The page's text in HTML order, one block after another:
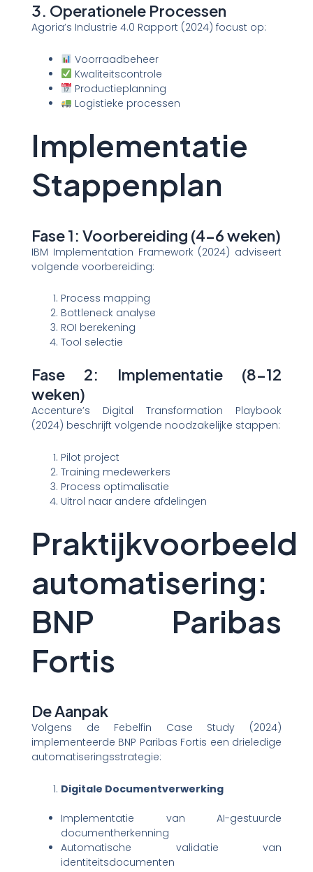
3. Operationele Processen
Agoria’s Industrie 4.0 Rapport (2024) focust op:
Voorraadbeheer
Kwaliteitscontrole
Productieplanning
Logistieke processen
Implementatie
Stappenplan
Fase 1: Voorbereiding (4-6 weken)
IBM Implementation Framework (2024) adviseert
volgende voorbereiding:
Process mapping
Bottleneck analyse
ROI berekening
Tool selectie
Fase 2: Implementatie (8-12
weken)
Accenture’s Digital Transformation Playbook
(2024) beschrijft volgende noodzakelijke stappen:
Pilot project
Training medewerkers
Process optimalisatie
Uitrol naar andere afdelingen
Praktijkvoorbeeld
automatisering:
BNP Paribas
Fortis
De Aanpak
Volgens de Febelfin Case Study (2024)
implementeerde BNP Paribas Fortis een drieledige
automatiseringsstrategie:
Digitale Documentverwerking
Implementatie van AI-gestuurde
documentherkenning
Automatische validatie van
identiteitsdocumenten